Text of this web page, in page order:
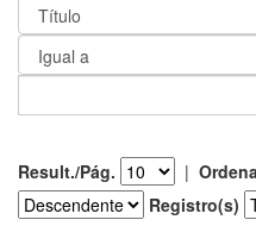
Result./Pág. |
Registro(s)